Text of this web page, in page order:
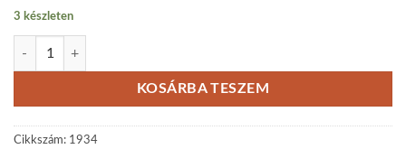
3 készleten
Rapid Thought mennyiség
KOSÁRBA TESZEM
Cikkszám: 1934